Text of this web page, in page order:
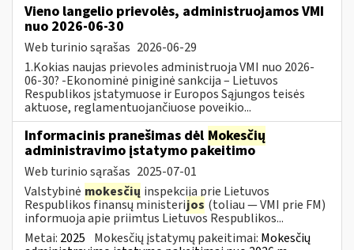
Vieno langelio prievolės, administruojamos VMI
nuo 2026-06-30
Web turinio sąrašas 2026-06-29
1.Kokias naujas prievoles administruoja VMI nuo 2026-
06-30? -Ekonominė piniginė sankcija – Lietuvos
Respublikos įstatymuose ir Europos Sąjungos teisės
aktuose, reglamentuojančiuose poveikio...
Informacinis pranešimas dėl Mokesčių
administravimo įstatymo pakeitimo
Web turinio sąrašas 2025-07-01
Valstybinė mokesčių inspekcija prie Lietuvos
Respublikos finansų ministerijos (toliau — VMI prie FM)
informuoja apie priimtus Lietuvos Respublikos...
Metai: 2025 Mokesčių įstatymų pakeitimai: Mokesčių